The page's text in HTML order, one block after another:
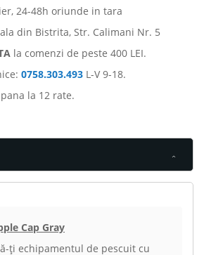
24-48h oriunde in tara
din Bistrita, Str. Calimani Nr. 5
la comenzi de peste 400 LEI.
0758.303.493 L-V 9-18.
la 12 rate.
Cap Gray
echipamentul de pescuit cu